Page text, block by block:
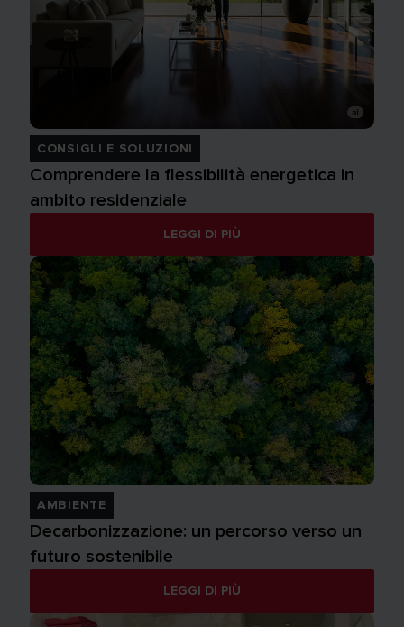
CONSIGLI E SOLUZIONI
Comprendere la flessibilità energetica in
ambito residenziale
LEGGI DI PIÙ
AMBIENTE
Decarbonizzazione: un percorso verso un
futuro sostenibile
LEGGI DI PIÙ